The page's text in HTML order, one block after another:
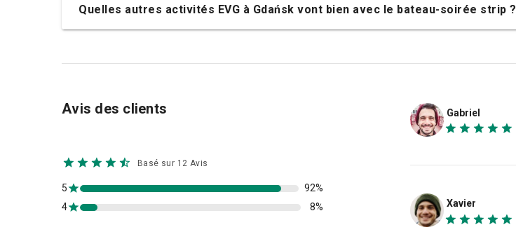
Quelles autres activités EVG à Gdańsk vont bien avec le bateau-soirée strip ?
Avis des clients
Basé sur 12 Avis
4 8%
5 92%
Gabriel
Xavier